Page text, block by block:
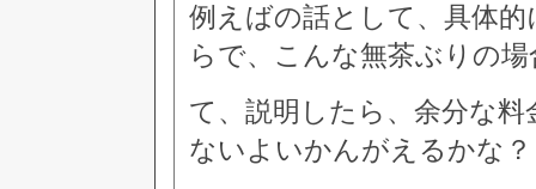
例えばの話として、具体
らで、こんな無茶ぶりの
て、説明したら、余分な
ないよいかんがえるかな？